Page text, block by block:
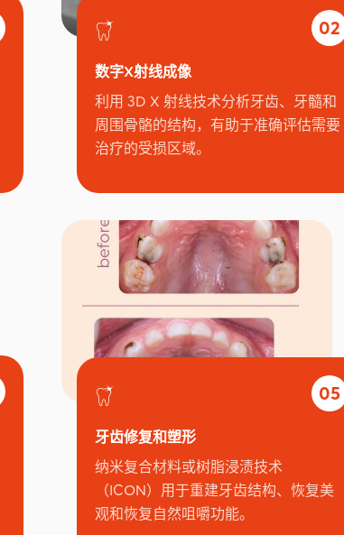
02
数字X射线成像
利用 3D X 射线技术分析牙齿、牙髓和
周围骨骼的结构，有助于准确评估需要
治疗的受损区域。
05
牙齿修复和塑形
纳米复合材料或树脂浸渍技术
（ICON）用于重建牙齿结构、恢复美
观和恢复自然咀嚼功能。